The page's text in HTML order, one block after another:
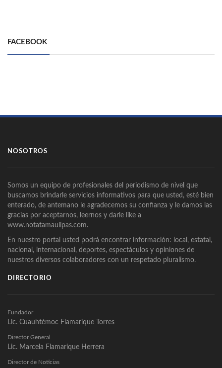
FACEBOOK
NOSOTROS
Somos un equipo de profesionales del periodismo de nivel que
buscamos brindarle servicios informativos para que usted, esté bien
enterado, de antemano le agradecemos su confianza y le damos las
gracias por aceptarnos, leernos y darle like a
www.notatamaulipas.com.
En nuestro portal usted podrá encontrar información: local, estatal,
nacional, internacional, deportes, espectáculos y opiniones de
nuestros diversos colaboradores con un respetado pluralismo.
DIRECTORIO
Fundador
Lic. Cuauhtémoc Flamarique Torres
Director General
Lic. Marcela Flamarique Herrera
Director de Noticias